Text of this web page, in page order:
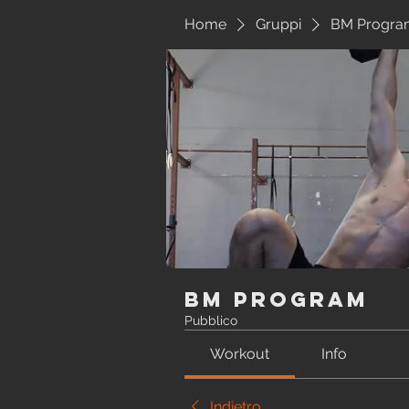
Home Gruppi BM
BM Program
Pubblico
Workout Info